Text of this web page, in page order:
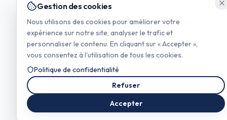
Gestion des cookies
Nous utilisons des cookies pour améliorer votre
expérience sur notre site, analyser le trafic et
personnaliser le contenu. En cliquant sur « Accepter »,
vous consentez à l'utilisation de tous les cookies.
Politique de confidentialité
Refuser
Accepter